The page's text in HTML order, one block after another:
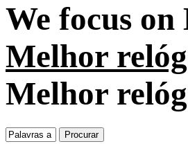
We focus on
Melhor
Melhor